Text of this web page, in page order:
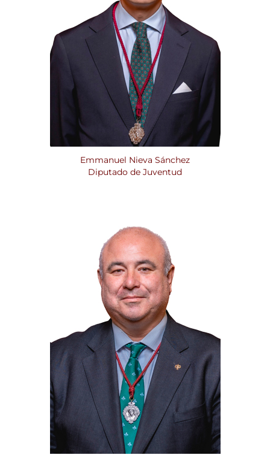
Emmanuel Nieva Sánchez
Diputado de Juventud